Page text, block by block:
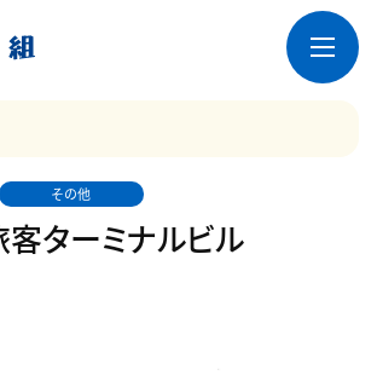
その他
ターミナルビル